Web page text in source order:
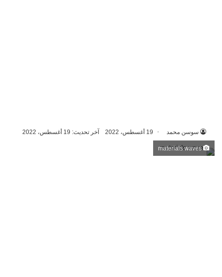
سوسن محمد 19 أغسطس، 2022 آخر تحديث: 19 أغسطس، 2022
materials waves